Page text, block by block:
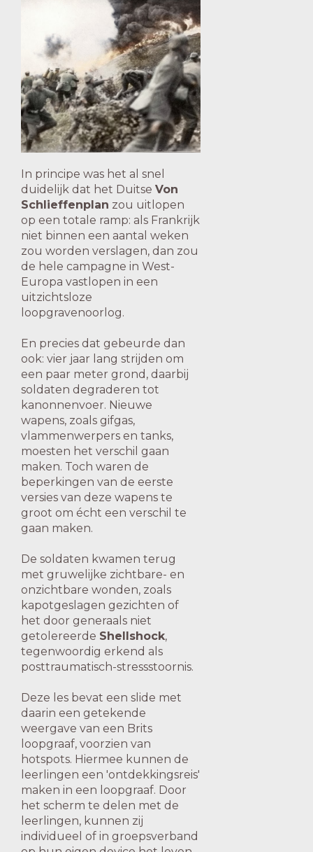
In principe was het al snel
duidelijk dat het Duitse Von
Schlieffenplan zou uitlopen
op een totale ramp: als Frankrijk
niet binnen een aantal weken
zou worden verslagen, dan zou
de hele campagne in West-
Europa vastlopen in een
uitzichtsloze
loopgravenoorlog.
En precies dat gebeurde dan
ook: vier jaar lang strijden om
een paar meter grond, daarbij
soldaten degraderen tot
kanonnenvoer. Nieuwe
wapens, zoals gifgas,
vlammenwerpers en tanks,
moesten het verschil gaan
maken. Toch waren de
beperkingen van de eerste
versies van deze wapens te
groot om écht een verschil te
gaan maken.
De soldaten kwamen terug
met gruwelijke zichtbare- en
onzichtbare wonden, zoals
kapotgeslagen gezichten of
het door generaals niet
getolereerde Shellshock,
tegenwoordig erkend als
posttraumatisch-stressstoornis.
Deze les bevat een slide met
daarin een getekende
weergave van een Brits
loopgraaf, voorzien van
hotspots. Hiermee kunnen de
leerlingen een 'ontdekkingsreis'
maken in een loopgraaf. Door
het scherm te delen met de
leerlingen, kunnen zij
individueel of in groepsverband